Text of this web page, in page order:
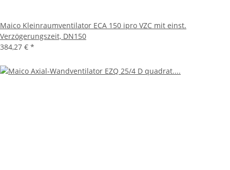
Maico Kleinraumventilator ECA 150 ipro VZC mit einst.
Verzögerungszeit, DN150
384,27 € *